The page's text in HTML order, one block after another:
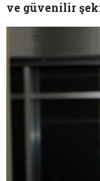
ve güvenilir